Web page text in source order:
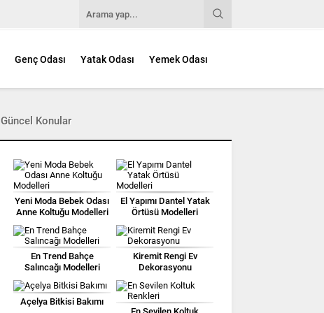
Genç Odası Yatak Odası Yemek Odası
Güncel Konular
Yeni Moda Bebek Odası
Anne Koltuğu Modelleri
El Yapımı Dantel Yatak
Örtüsü Modelleri
En Trend Bahçe
Salıncağı Modelleri
Kiremit Rengi Ev
Dekorasyonu
Açelya Bitkisi Bakımı